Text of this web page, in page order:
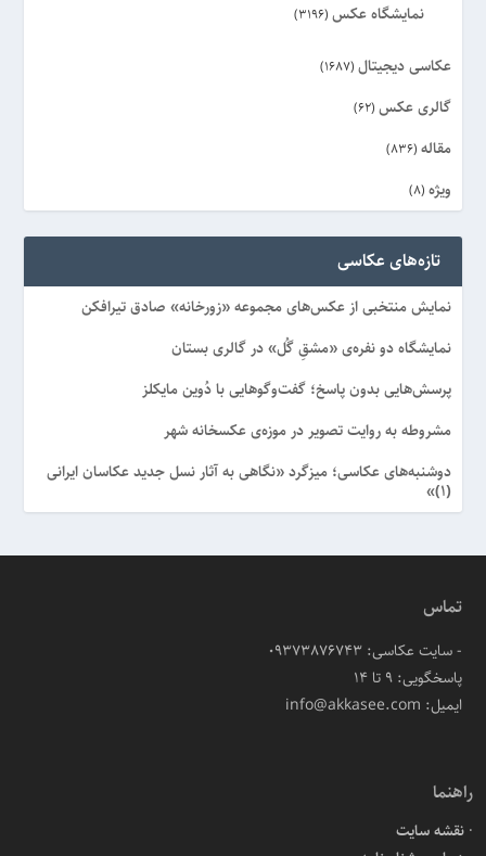
نمایشگاه عکس (3196)
عکاسی دیجیتال (1687)
گالری عکس (62)
مقاله (836)
ویژه (8)
تازه‌های عکاسی
نمایش منتخبی از عکس‌های مجموعه «زورخانه» صادق تیرافکن
نمایشگاه دو نفره‌ی «مشقِ گُل» در گالری بستان
پرسش‌هایی بدون پاسخ؛ گفت‌وگوهایی با دُوین مایکلز
مشروطه به روایت تصویر در موزه‌ی عکسخانه شهر
دوشنبه‌های عکاسی؛ میزگرد «نگاهی به آثار نسل جدید عکاسان ایرانی
(۱)»
تماس
- سایت عکاسی: 09373876743
پاسخگویی: ۹ تا ۱۴
ایمیل: info@akkasee.com
راهنما
نقشه سایت